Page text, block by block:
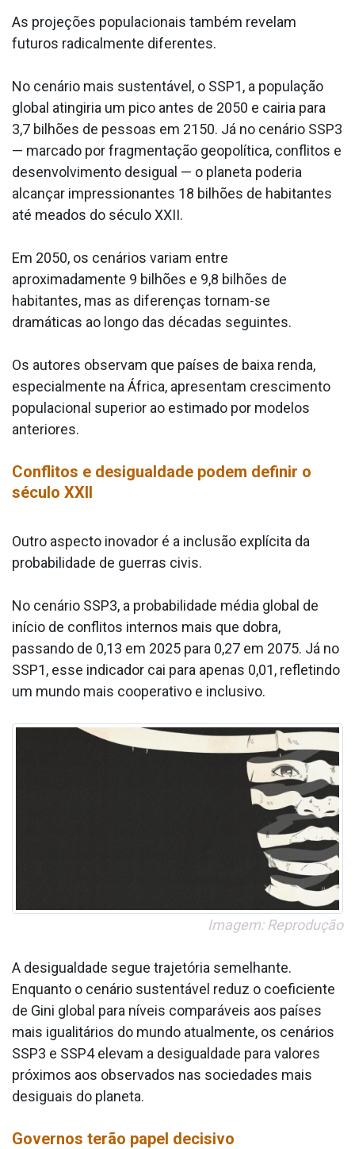
As projeções populacionais também revelam
futuros radicalmente diferentes.
No cenário mais sustentável, o SSP1, a população
global atingiria um pico antes de 2050 e cairia para
3,7 bilhões de pessoas em 2150. Já no cenário SSP3
— marcado por fragmentação geopolítica, conflitos e
desenvolvimento desigual — o planeta poderia
alcançar impressionantes 18 bilhões de habitantes
até meados do século XXII.
Em 2050, os cenários variam entre
aproximadamente 9 bilhões e 9,8 bilhões de
habitantes, mas as diferenças tornam-se
dramáticas ao longo das décadas seguintes.
Os autores observam que países de baixa renda,
especialmente na África, apresentam crescimento
populacional superior ao estimado por modelos
anteriores.
Conflitos e desigualdade podem definir o
século XXII
Outro aspecto inovador é a inclusão explícita da
probabilidade de guerras civis.
No cenário SSP3, a probabilidade média global de
início de conflitos internos mais que dobra,
passando de 0,13 em 2025 para 0,27 em 2075. Já no
SSP1, esse indicador cai para apenas 0,01, refletindo
um mundo mais cooperativo e inclusivo.
Imagem: Reprodução
A desigualdade segue trajetória semelhante.
Enquanto o cenário sustentável reduz o coeficiente
de Gini global para níveis comparáveis aos países
mais igualitários do mundo atualmente, os cenários
SSP3 e SSP4 elevam a desigualdade para valores
próximos aos observados nas sociedades mais
desiguais do planeta.
Governos terão papel decisivo